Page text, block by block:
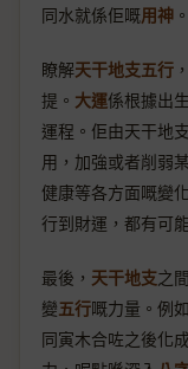
同水就係佢嘅用神 。
瞭解天干地支五行
提。 大運係根據出
運程。佢由天干地
用，加強或者削弱
健康等各方面嘅變
行到財運，都有可
最後， 天干地支之
變五行嘅力量。例
同寅木合咗之後化